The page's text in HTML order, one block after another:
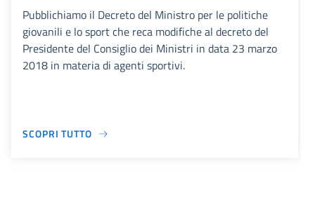
Pubblichiamo il Decreto del Ministro per le politiche
giovanili e lo sport che reca modifiche al decreto del
Presidente del Consiglio dei Ministri in data 23 marzo
2018 in materia di agenti sportivi.
SCOPRI TUTTO